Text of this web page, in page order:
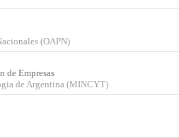
(OAPN)
de Empresas
de Argentina (MINCYT)